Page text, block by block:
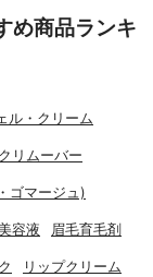
め商品ランキ
ル・クリーム
リムーバー
ゴマージュ)
容液 眉毛育毛剤
リップクリーム